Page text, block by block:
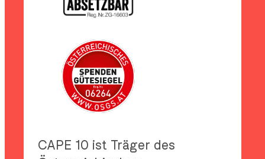
CAPE 10 ist Träger des